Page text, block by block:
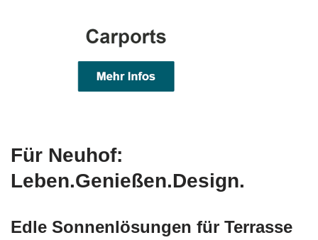
Für Neuhof:
Leben.Genießen.Design.
Edle Sonnenlösungen für Terrasse